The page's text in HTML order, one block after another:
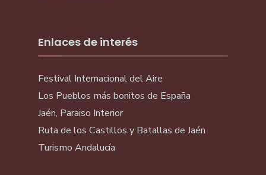
Enlaces de interés
Festival Internacional del Aire
Los Pueblos más bonitos de España
Jaén, Paraiso Interior
Ruta de los Castillos y Batallas de Jaén
Turismo Andalucía